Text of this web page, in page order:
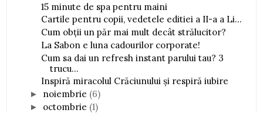
15 minute de spa pentru maini
Cartile pentru copii, vedetele editiei a II-a a Li...
Cum obții un păr mai mult decât strălucitor?
La Sabon e luna cadourilor corporate!
Cum sa dai un refresh instant parului tau? 3
trucu...
Inspiră miracolul Crăciunului și respiră iubire
► noiembrie (6)
► octombrie (1)